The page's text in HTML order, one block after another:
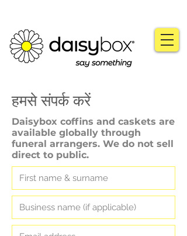
हमसे संपर्क करें
Daisybox coffins and caskets are
available globally through
funeral arrangers. We do not sell
direct to public.